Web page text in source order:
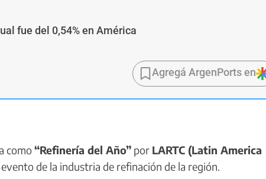
fue del 0,54% en América
Agregá ArgenPorts en
como “Refinería del Año” por LARTC (Latin America
de la industria de refinación de la región.